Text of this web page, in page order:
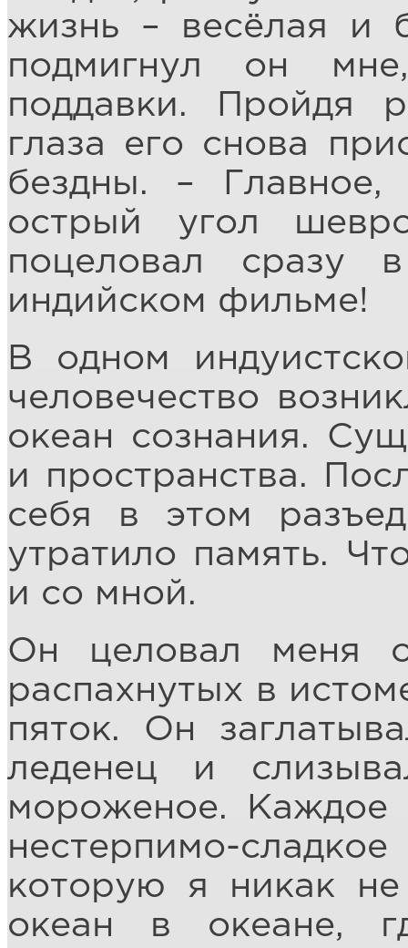
жизнь – весёлая и
подмигнул он
поддавки. Пройдя
глаза его снова
бездны. –
острый угол
поцеловал сразу
индийском фильме!
В одном
человечество
океан сознания.
и пространства.
себя в этом
утратило память.
и со мной.
Он целовал меня
распахнутых в
пяток. Он
леденец и
мороженое. Каждое
нестерпимо-
которую я никак
океан в океане,